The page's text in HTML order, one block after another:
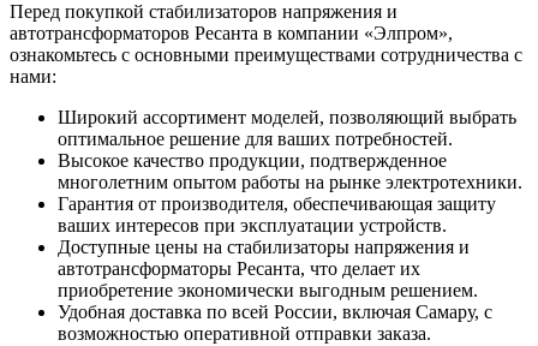
Перед покупкой стабилизаторов напряжения и
автотрансформаторов Ресанта в компании «Элпром»,
ознакомьтесь с основными преимуществами сотрудничества с
нами:
Широкий ассортимент моделей, позволяющий выбрать
оптимальное решение для ваших потребностей.
Высокое качество продукции, подтвержденное
многолетним опытом работы на рынке электротехники.
Гарантия от производителя, обеспечивающая защиту
ваших интересов при эксплуатации устройств.
Доступные цены на стабилизаторы напряжения и
автотрансформаторы Ресанта, что делает их
приобретение экономически выгодным решением.
Удобная доставка по всей России, включая Самару, с
возможностью оперативной отправки заказа.